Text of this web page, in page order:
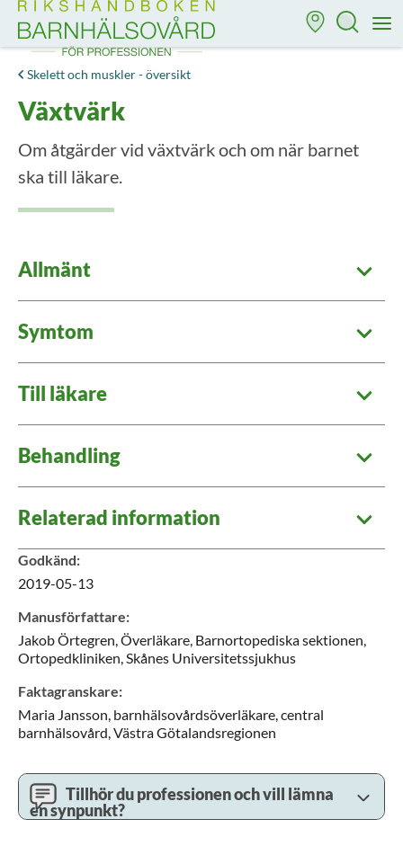
Till startsidan för Rikshandboken i barnhälsovård
Skelett och muskler - översikt
Växtvärk
Om åtgärder vid växtvärk och om när barnet
ska till läkare.
Allmänt
Symtom
Till läkare
Behandling
Relaterad information
Godkänd:
2019-05-13
Manusförfattare:
JakobÖrtegren,Överläkare, Barnortopediska sektionen,
Ortopedkliniken,Skånes Universitetssjukhus
Faktagranskare:
Maria Jansson, barnhälsovårdsöverläkare,central
barnhälsovård,Västra Götalandsregionen
Tillhör du professionen och vill lämna
en synpunkt?